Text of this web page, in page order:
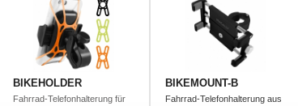
BIKEHOLDER
Fahrrad-Telefonhalterung für
BIKEMOUNT-B
Fahrrad-Telefonhalterung aus